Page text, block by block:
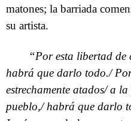
matones; la barriada
su artista.
“Por esta libertad
habrá que darlo todo./
estrechamente atados/ a
pueblo,/ habrá que darlo